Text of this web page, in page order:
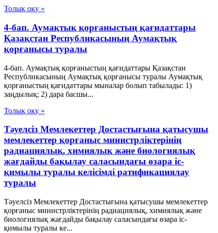
Толық оқу »
4-бап. Аумақтық қорғаныстың қағидаттары
Қазақстан Республикасының Аумақтық
қорғанысы туралы
4-бап. Аумақтық қорғаныстың қағидаттары Қазақстан
Республикасының Аумақтық қорғанысы туралы Аумақтық
қорғаныстың қағидаттары мыналар болып табылады: 1)
заңдылық; 2) дара басшы...
Толық оқу »
Тәуелсіз Мемлекеттер Достастығына қатысушы
мемлекеттер қорғаныс министрліктерінің
радиациялық, химиялық және биологиялық
жағдайды бақылау саласындағы өзара іс-
қимылы туралы келісімді ратификациялау
туралы
Тәуелсіз Мемлекеттер Достастығына қатысушы мемлекеттер
қорғаныс министрліктерінің радиациялық, химиялық және
биологиялық жағдайды бақылау саласындағы өзара іс-
қимылы туралы ке...